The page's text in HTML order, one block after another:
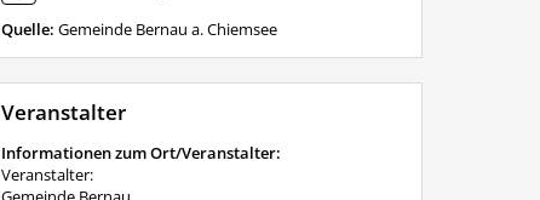
Quelle: Gemeinde Bernau a. Chiemsee
Veranstalter
Informationen zum Ort/Veranstalter:
Veranstalter: